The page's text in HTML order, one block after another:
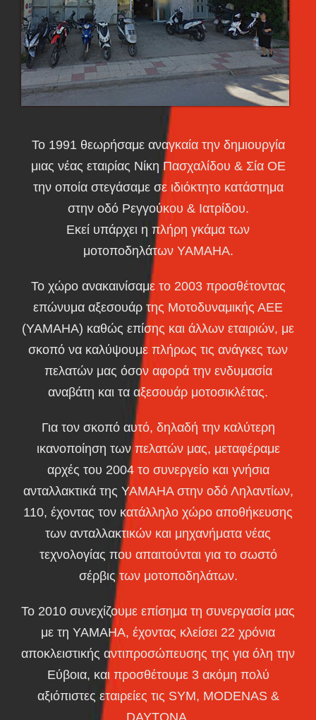
Το 1991 θεωρήσαμε αναγκαία την δημιουργία
μιας νέας εταιρίας Νίκη Πασχαλίδου & Σία ΟΕ
την οποία στεγάσαμε σε ιδιόκτητο κατάστημα
στην οδό Ρεγγούκου & Ιατρίδου.
Εκεί υπάρχει η πλήρη γκάμα των
μοτοποδηλάτων ΥΑΜΑΗΑ.
Το χώρο ανακαινίσαμε το 2003 προσθέτοντας
επώνυμα αξεσουάρ της Μοτοδυναμικής ΑΕΕ
(ΥΑΜΑΗΑ) καθώς επίσης και άλλων εταιριών, με
σκοπό να καλύψουμε πλήρως τις ανάγκες των
πελατών μας όσον αφορά την ενδυμασία
αναβάτη και τα αξεσουάρ μοτοσικλέτας.
Για τον σκοπό αυτό, δηλαδή την καλύτερη
ικανοποίηση των πελατών μας, μεταφέραμε
αρχές του 2004 το συνεργείο και γνήσια
ανταλλακτικά της ΥΑΜΑΗΑ στην οδό Ληλαντίων,
110, έχοντας τον κατάλληλο χώρο αποθήκευσης
των ανταλλακτικών και μηχανήματα νέας
τεχνολογίας που απαιτούνται για το σωστό
σέρβις των μοτοποδηλάτων.
Το 2010 συνεχίζουμε επίσημα τη συνεργασία μας
με τη YAMAHA, έχοντας κλείσει 22 χρόνια
αποκλειστικής αντιπροσώπευσης της για όλη την
Εύβοια, και προσθέτουμε 3 ακόμη πολύ
αξιόπιστες εταιρείες τις SYM, MODENAS &
DAYTONA.